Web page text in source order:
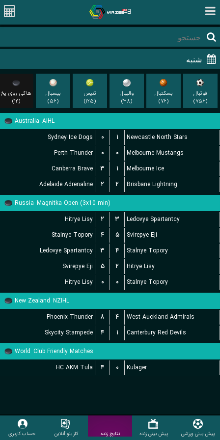
فوتبال
(۷۵۶)
بسکتبال
(۷۶)
والیبال
(۳۸)
تنیس
(۱۲۵)
بیسبال
(۵۶)
هاکی روی یخ
(۱۲)
Australia AIHL
Sydney Ice Dogs
۰ ۱
Newcastle North Stars
Perth Thunder
۰ ۰
Melbourne Mustangs
Canberra Brave
۳ ۱
Melbourne Ice
Adelaide Adrenaline
۲ ۲
Brisbane Lightning
Russia Magnitka Open (3x10 min)
Hitrye Lisy
۲ ۳
Ledovye Spartantcy
Stalnye Topory
۴ ۵
Svirepye Eji
Ledovye Spartantcy
۳ ۴
Stalnye Topory
Svirepye Eji
۵ ۲
Hitrye Lisy
Hitrye Lisy
۰ ۰
Stalnye Topory
New Zealand NZIHL
Phoenix Thunder
۸ ۴
West Auckland Admirals
Skycity Stampede
۴ ۱
Canterbury Red Devils
World Club Friendly Matches
HC AKM Tula
۴ ۰ Kulager
پیش بینی ورزشی پیش بینی زنده نتایج زنده کازینو آنلاین حساب کاربری